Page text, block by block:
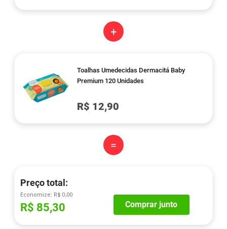
+
Toalhas Umedecidas Dermacitá Baby
Premium 120 Unidades
R$ 12,90
=
Preço total:
Economize: R$ 0,00
R$ 85,30 Comprar junto